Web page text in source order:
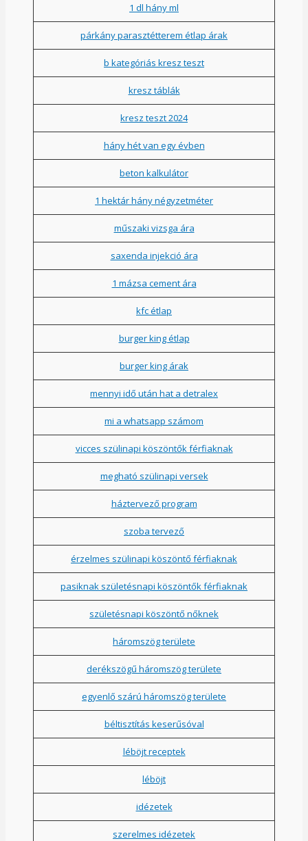
1 dl hány ml
párkány parasztétterem étlap árak
b kategóriás kresz teszt
kresz táblák
kresz teszt 2024
hány hét van egy évben
beton kalkulátor
1 hektár hány négyzetméter
műszaki vizsga ára
saxenda injekció ára
1 mázsa cement ára
kfc étlap
burger king étlap
burger king árak
mennyi idő után hat a detralex
mi a whatsapp számom
vicces szülinapi köszöntők férfiaknak
megható szülinapi versek
háztervező program
szoba tervező
érzelmes szülinapi köszöntő férfiaknak
pasiknak születésnapi köszöntők férfiaknak
születésnapi köszöntő nőknek
háromszög területe
derékszögű háromszög területe
egyenlő szárú háromszög területe
béltisztítás keserűsóval
léböjt receptek
léböjt
idézetek
szerelmes idézetek